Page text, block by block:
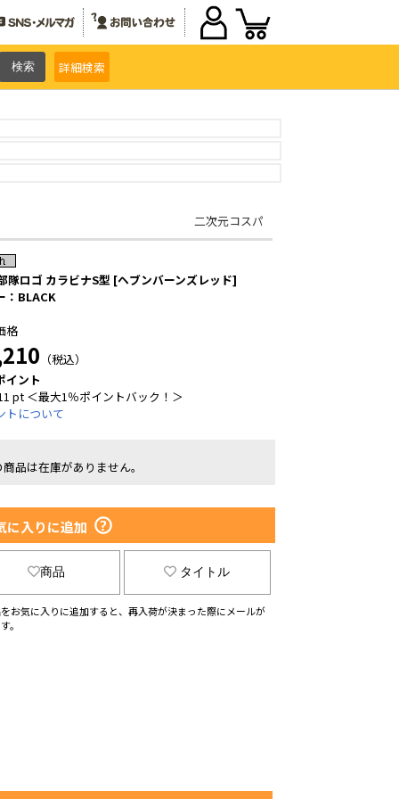
詳細検索
二次元コスパ
隊ロゴ カラビナS型 [ヘブンバーンズレッド]
：BLACK
格
（税込）
イント
pt ＜最大1％ポイントバック！＞
トについて
品は在庫がありません。
に入りに追加
商品 タイトル
お気に入りに追加すると、再入荷が決まった際にメールが
。